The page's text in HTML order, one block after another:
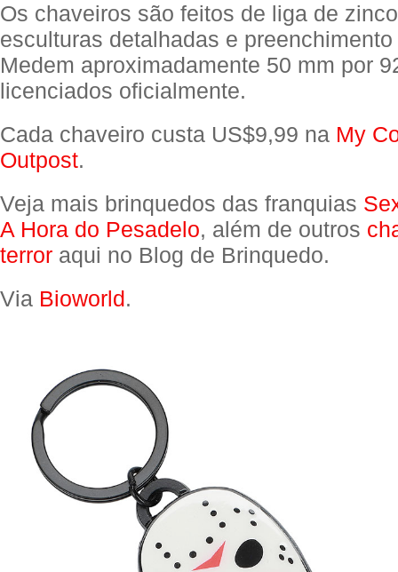
Os chaveiros são feitos de liga de
esculturas detalhadas e
Medem aproximadamente 50 mm por
licenciados oficialmente.
Cada chaveiro custa US$9,99 na My
Outpost.
Veja mais brinquedos das franquias
A Hora do Pesadelo, além de outros
terror aqui no Blog de Brinquedo.
Via Bioworld.